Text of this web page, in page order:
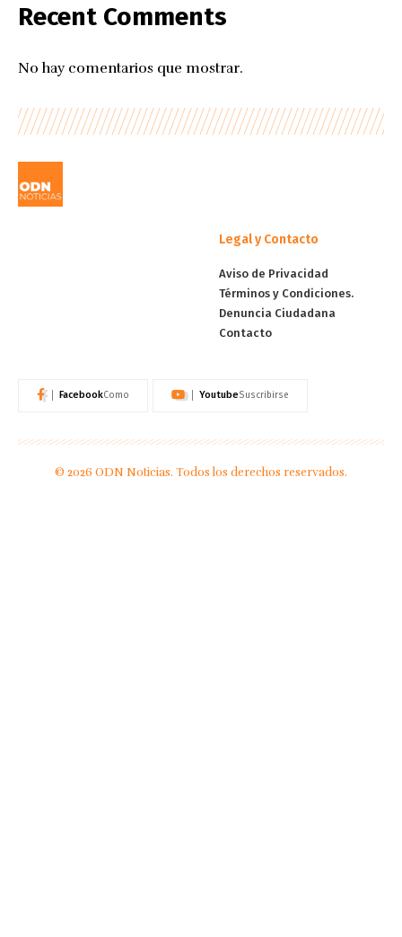
Recent Comments
No hay comentarios que mostrar.
Legal y Contacto
Aviso de Privacidad
Términos y Condiciones.
Denuncia Ciudadana
Contacto
FacebookComo YoutubeSuscribirse
© 2026 ODN Noticias. Todos los derechos reservados.